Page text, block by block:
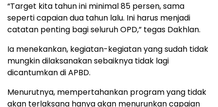
“Target kita tahun ini minimal 85 persen, sama
seperti capaian dua tahun lalu. Ini harus menjadi
catatan penting bagi seluruh OPD,” tegas Dakhlan.
Ia menekankan, kegiatan-kegiatan yang sudah tidak
mungkin dilaksanakan sebaiknya tidak lagi
dicantumkan di APBD.
Menurutnya, mempertahankan program yang tidak
akan terlaksana hanya akan menurunkan capaian